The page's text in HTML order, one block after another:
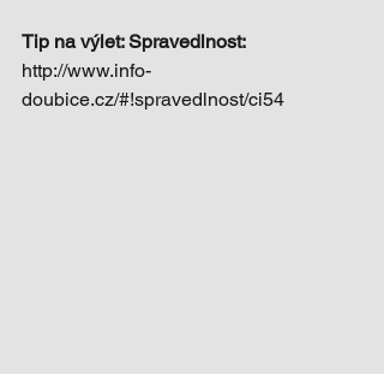
Tip na výlet: Spravedlnost:
http://www.info-
doubice.cz/#!spravedlnost/ci54